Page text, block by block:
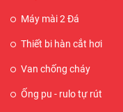
Máy mài 2 Đá
Thiết bi hàn cắt hơi
Van chống cháy
Ống pu - rulo tự rút